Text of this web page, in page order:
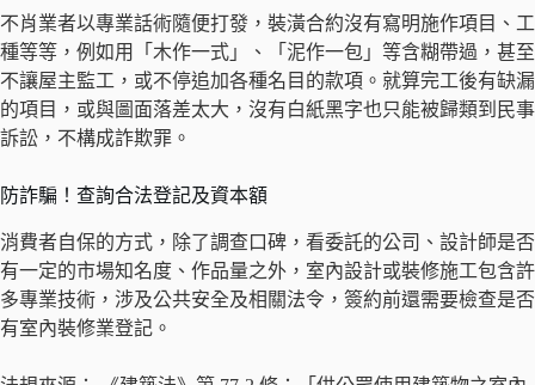
不肖業者以專業話術隨便打發，裝潢合約沒有寫明施作項目、工
種等等，例如用「木作一式」、「泥作一包」等含糊帶過，甚至
不讓屋主監工，或不停追加各種名目的款項。就算完工後有缺漏
的項目，或與圖面落差太大，沒有白紙黑字也只能被歸類到民事
訴訟，不構成詐欺罪。
防詐騙！查詢合法登記及資本額
消費者自保的方式，除了調查口碑，看委託的公司、設計師是否
有一定的市場知名度、作品量之外，室內設計或裝修施工包含許
多專業技術，涉及公共安全及相關法令，簽約前還需要檢查是否
有室內裝修業登記。